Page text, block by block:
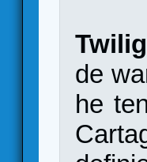
de
he